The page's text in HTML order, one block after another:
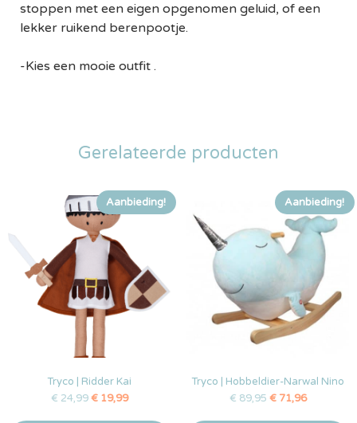
stoppen met een eigen opgenomen geluid, of een
lekker ruikend berenpootje.
-Kies een mooie outfit .
Gerelateerde producten
Aanbieding!
Tryco | Ridder Kai
€ 24,99 €19,99
Aanbieding!
Tryco | Hobbeldier-Narwal Nino
€ 89,95 €71,96